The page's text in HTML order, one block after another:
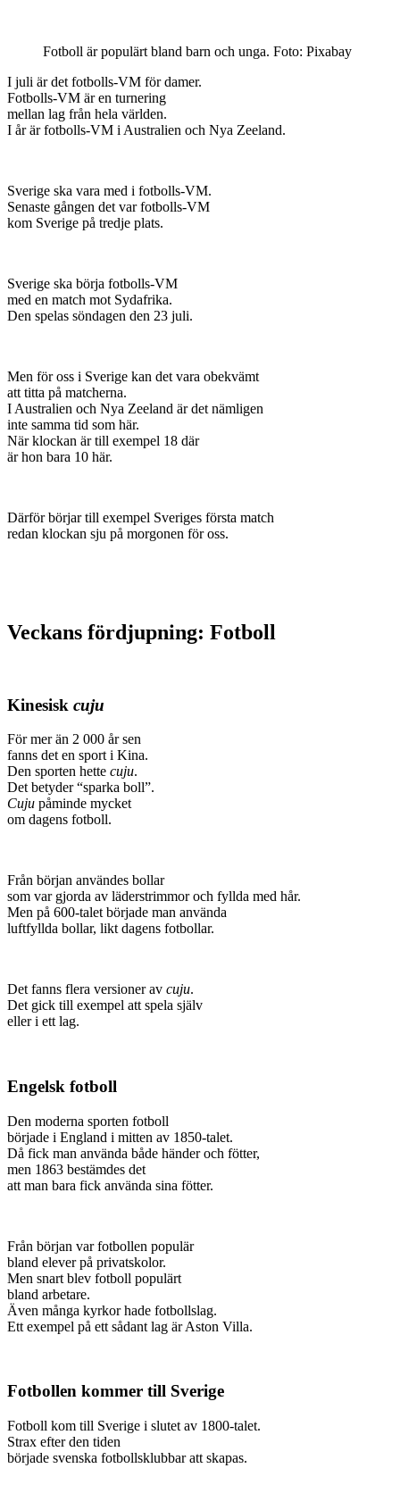
Fotboll är populärt bland barn och unga. Foto: Pixabay
I juli är det fotbolls-VM för damer.
Fotbolls-VM är en turnering
mellan lag från hela världen.
I år är fotbolls-VM i Australien och Nya Zeeland.
Sverige ska vara med i fotbolls-VM.
Senaste gången det var fotbolls-VM
kom Sverige på tredje plats.
Sverige ska börja fotbolls-VM
med en match mot Sydafrika.
Den spelas söndagen den 23 juli.
Men för oss i Sverige kan det vara obekvämt
att titta på matcherna.
I Australien och Nya Zeeland är det nämligen
inte samma tid som här.
När klockan är till exempel 18 där
är hon bara 10 här.
Därför börjar till exempel Sveriges första match
redan klockan sju på morgonen för oss.
Veckans fördjupning: Fotboll
Kinesisk cuju
För mer än 2 000 år sen
fanns det en sport i Kina.
Den sporten hette cuju.
Det betyder “sparka boll”.
Cuju påminde mycket
om dagens fotboll.
Från början användes bollar
som var gjorda av läderstrimmor och fyllda med hår.
Men på 600-talet började man använda
luftfyllda bollar, likt dagens fotbollar.
Det fanns flera versioner av cuju.
Det gick till exempel att spela själv
eller i ett lag.
Engelsk fotboll
Den moderna sporten fotboll
började i England i mitten av 1850-talet.
Då fick man använda både händer och fötter,
men 1863 bestämdes det
att man bara fick använda sina fötter.
Från början var fotbollen populär
bland elever på privatskolor.
Men snart blev fotboll populärt
bland arbetare.
Även många kyrkor hade fotbollslag.
Ett exempel på ett sådant lag är Aston Villa.
Fotbollen kommer till Sverige
Fotboll kom till Sverige i slutet av 1800-talet.
Strax efter den tiden
började svenska fotbollsklubbar att skapas.